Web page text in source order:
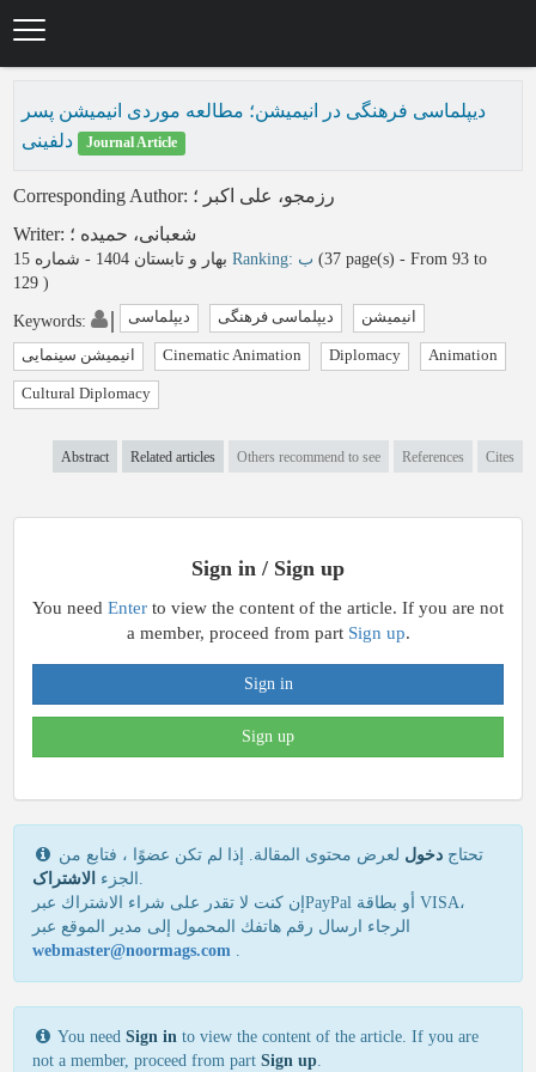
دیپلماسی فرهنگی در انیمیشن؛ مطالعه موردی انیمیشن پسر
دلفینی
Journal Article
Corresponding Author: رزمجو، علی اکبر ؛
Writer: شعبانی، حمیده ؛
بهار و تابستان 1404 - شماره 15 Ranking: ب (‎37 page(s) - From 93 to
129 )
Keywords: دیپلماسی دیپلماسی فرهنگی انیمیشن
انیمیشن سینمایی Cinematic Animation Diplomacy Animation
Cultural Diplomacy
Abstract Related articles Others recommend to see References Cites
Sign in / Sign up
You need Enter to view the content of the article. If you are not
a member, proceed from part Sign up.
Sign in
Sign up
تحتاج دخول لعرض محتوى المقالة. إذا لم تكن عضوًا ، فتابع من
الجزء الاشتراک
.
إن كنت لا تقدر علی شراء الاشتراك عبرPayPal أو بطاقة VISA،
الرجاء ارسال رقم هاتفك المحمول إلی مدير الموقع عبر
webmaster@noormags.com .
You need Sign in to view the content of the article. If you are
not a member, proceed from part Sign up.